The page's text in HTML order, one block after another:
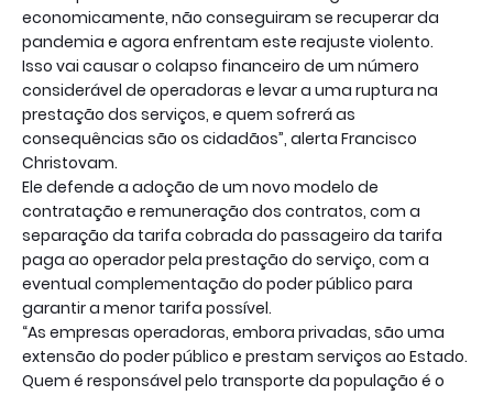
economicamente, não conseguiram se recuperar da
pandemia e agora enfrentam este reajuste violento.
Isso vai causar o colapso financeiro de um número
considerável de operadoras e levar a uma ruptura na
prestação dos serviços, e quem sofrerá as
consequências são os cidadãos”, alerta Francisco
Christovam.
Ele defende a adoção de um novo modelo de
contratação e remuneração dos contratos, com a
separação da tarifa cobrada do passageiro da tarifa
paga ao operador pela prestação do serviço, com a
eventual complementação do poder público para
garantir a menor tarifa possível.
“As empresas operadoras, embora privadas, são uma
extensão do poder público e prestam serviços ao Estado.
Quem é responsável pelo transporte da população é o